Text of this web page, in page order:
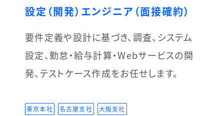
設定（開発）エンジニア（面接確約）
要件定義や設計に基づき、調査、システム
設定、勤怠・給与計算・Webサービスの開
発、テストケース作成をお任せします。
東京本社 名古屋支社 大阪支社